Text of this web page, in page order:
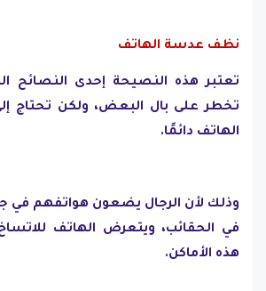
نظف عدسة الهاتف
تعتبر هذه النصيحة إحدى النصائح
تخطر على بال البعض، ولكن تحتاج
الهاتف دائمًا.
وذلك لأن الرجال يضعون هواتفهم في
في الحقائب، ويتعرض الهاتف
هذه الأماكن.